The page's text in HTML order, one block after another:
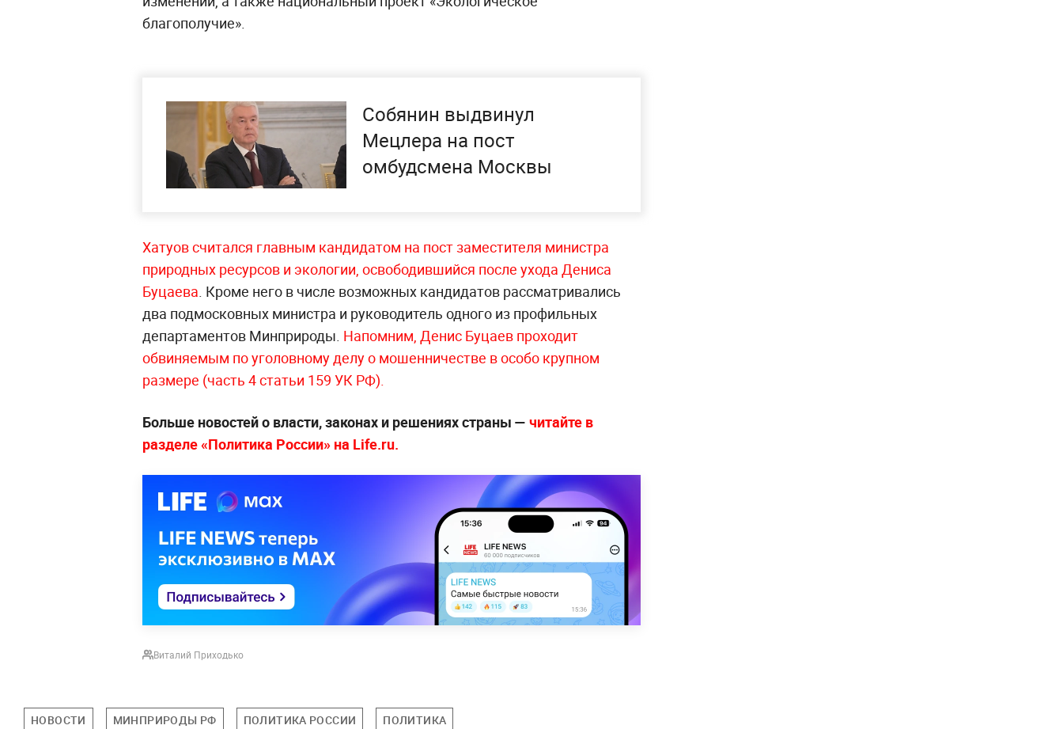
благополучие».
Собянин выдвинул
Мецлера на пост
омбудсмена Москвы
Хатуов считался главным кандидатом на пост заместителя министра
природных ресурсов и экологии, освободившийся после ухода Дениса
Буцаева. Кроме него в числе возможных кандидатов рассматривались
два подмосковных министра и руководитель одного из профильных
департаментов Минприроды. Напомним, Денис Буцаев проходит
обвиняемым по уголовному делу о мошенничестве в особо крупном
размере (часть 4 статьи 159 УК РФ).
Больше новостей о власти, законах и решениях страны — читайте в
разделе «Политика России» на Life.ru.
Виталий Приходько
НОВОСТИ МИНПРИРОДЫ РФ ПОЛИТИКА РОССИИ ПОЛИТИКА